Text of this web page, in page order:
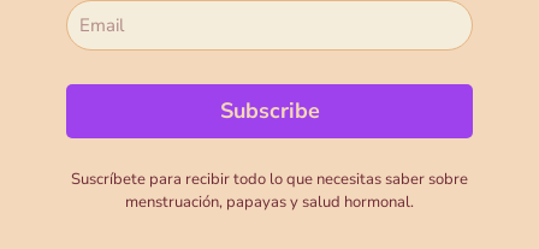
Suscríbete para recibir todo lo que necesitas saber sobre
menstruación, papayas y salud hormonal.